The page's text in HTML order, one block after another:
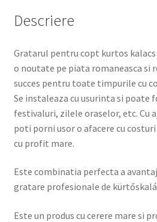
Descriere
Gratarul pentru copt kurtos kalacs
o noutate pe piata romaneasca si
succes pentru toate timpurile cu
Se instaleaza cu usurinta si poate
festivaluri, zilele oraselor, etc. Cu
poti porni usor o afacere cu
cu profit mare.
Este combinatia perfecta a
gratare profesionale de
Este un produs cu cerere mare si